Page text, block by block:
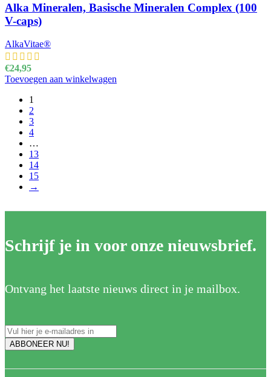
Alka Mineralen, Basische Mineralen Complex (100
V-caps)
AlkaVitae®
€24,95
Toevoegen aan winkelwagen
1
2
3
4
…
13
14
15
→
Schrijf je in voor onze nieuwsbrief.
Ontvang het laatste nieuws direct in je mailbox.